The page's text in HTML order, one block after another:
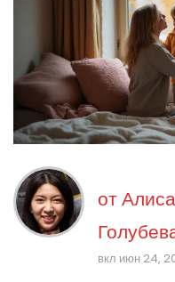
от
вкл июн 24,